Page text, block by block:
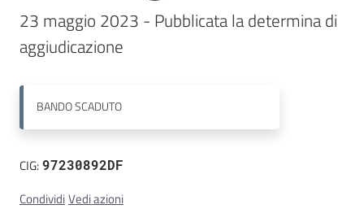
23 maggio 2023 - Pubblicata la determina di
aggiudicazione
BANDOSCADUTO
CIG:97230892DF
CondividiVedi azioni